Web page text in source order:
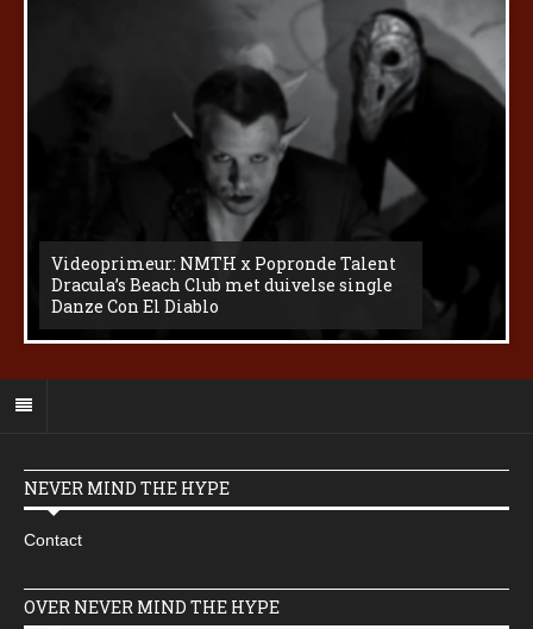
Videoprimeur: NMTH x Popronde Talent
Dracula’s Beach Club met duivelse single
Danze Con El Diablo
NEVER MIND THE HYPE
Contact
OVER NEVER MIND THE HYPE